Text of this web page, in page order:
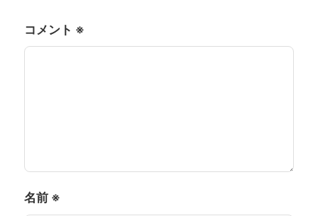
コメント ※
名前 ※